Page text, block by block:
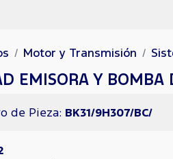
Motor y Transmisión
EMISORA Y BOMBA
de Pieza: BK31/9H307/BC/